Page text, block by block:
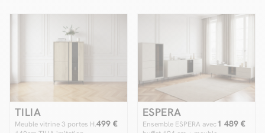
TILIA
Meuble vitrine 3 portes H.499 €
ESPERA
Ensemble ESPERA avec1 489 €